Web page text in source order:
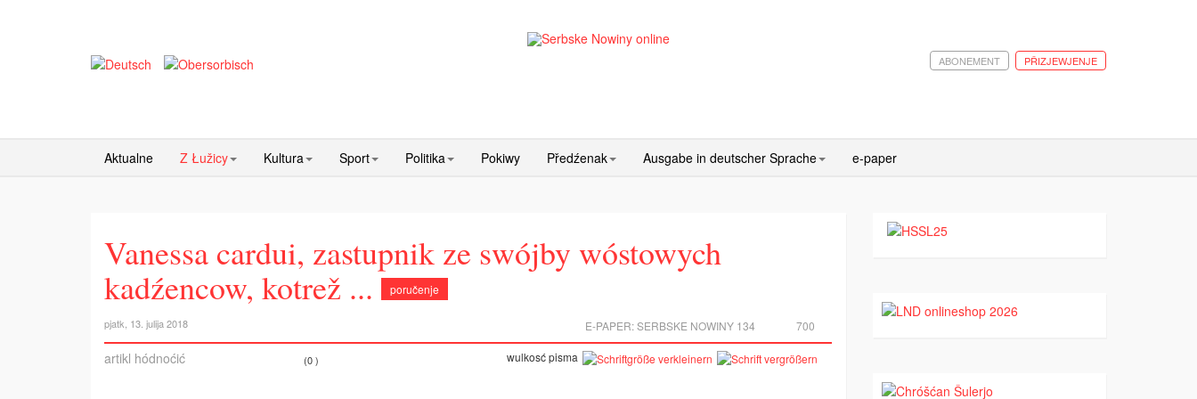
PŘIZJEWJENJE
ABONEMENT
Aktualne Z Łužicy Kultura Sport Politika Pokiwy Předźenak Ausgabe in deutscher Sprache e-paper
Vanessa cardui, zastupnik ze swójby wóstowych
kadźencow, kotrež ...
poručenje
pjatk, 13. julija 2018 700
E-PAPER:SERBSKE NOWINY 134
artikl hódnoćić (0 ) wulkosć pisma